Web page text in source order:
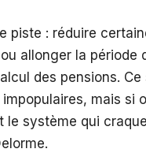
piste : réduire
allonger la période
des pensions. Ce
impopulaires, mais si
le système qui